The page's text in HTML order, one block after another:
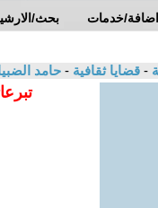
بحث/ اضافة/خدمات
- قضايا ثقافية - حامد